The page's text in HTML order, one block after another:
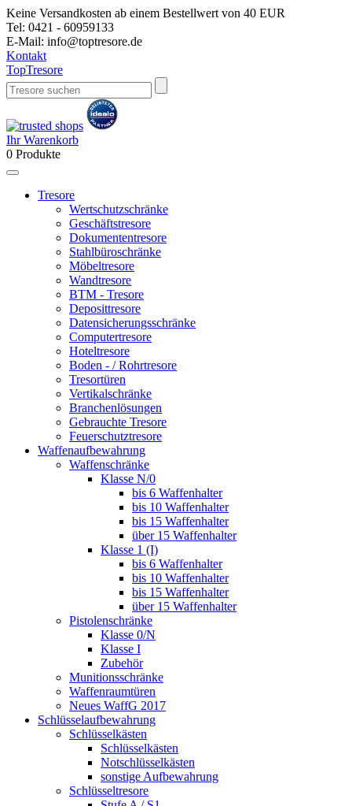
Keine Versandkosten ab einem Bestellwert von 40 EUR
Tel: 0421 - 60959133
E-Mail: info@toptresore.de
Kontakt
TopTresore
Ihr Warenkorb
0 Produkte
Tresore
Wertschutzschränke
Geschäftstresore
Dokumententresore
Stahlbüroschränke
Möbeltresore
Wandtresore
BTM - Tresore
Deposittresore
Datensicherungsschränke
Computertresore
Hoteltresore
Boden - / Rohrtresore
Tresortüren
Vertikalschränke
Branchenlösungen
Gebrauchte Tresore
Feuerschutztresore
Waffenaufbewahrung
Waffenschränke
Klasse N/0
bis 6 Waffenhalter
bis 10 Waffenhalter
bis 15 Waffenhalter
über 15 Waffenhalter
Klasse 1 (I)
bis 6 Waffenhalter
bis 10 Waffenhalter
bis 15 Waffenhalter
über 15 Waffenhalter
Pistolenschränke
Klasse 0/N
Klasse I
Zubehör
Munitionsschränke
Waffenraumtüren
Neues WaffG 2017
Schlüsselaufbewahrung
Schlüsselkästen
Schlüsselkästen
Notschlüsselkästen
sonstige Aufbewahrung
Schlüsseltresore